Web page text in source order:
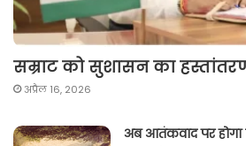
सम्राट को सुशासन का
अप्रैल 16, 2026
अब आतंकवाद पर होगा